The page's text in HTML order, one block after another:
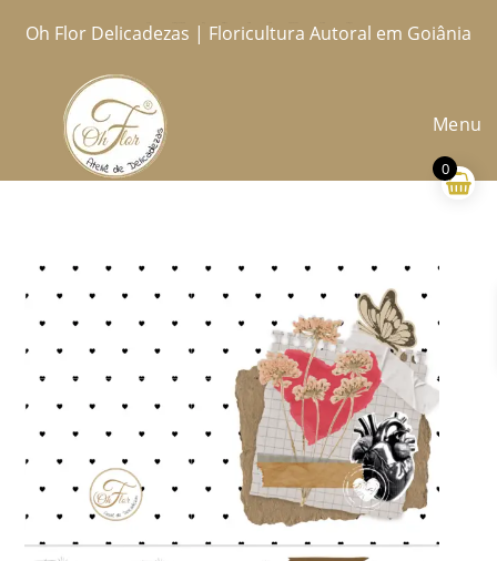
paraOh Flor Delicadezas | Floricultura Autoral em Goiânia
Menu
0